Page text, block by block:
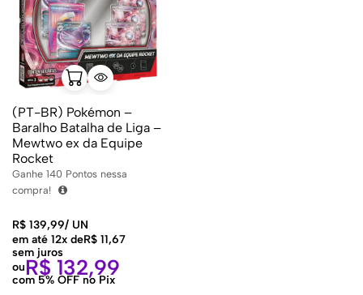
(PT-BR) Pokémon –
Baralho Batalha de Liga –
Mewtwo ex da Equipe
Rocket
Ganhe 140 Pontos nessa
compra!
R$ 139,99/ UN
em até 12x deR$ 11,67
sem juros
ouR$ 132,99
com 5% OFF no Pix